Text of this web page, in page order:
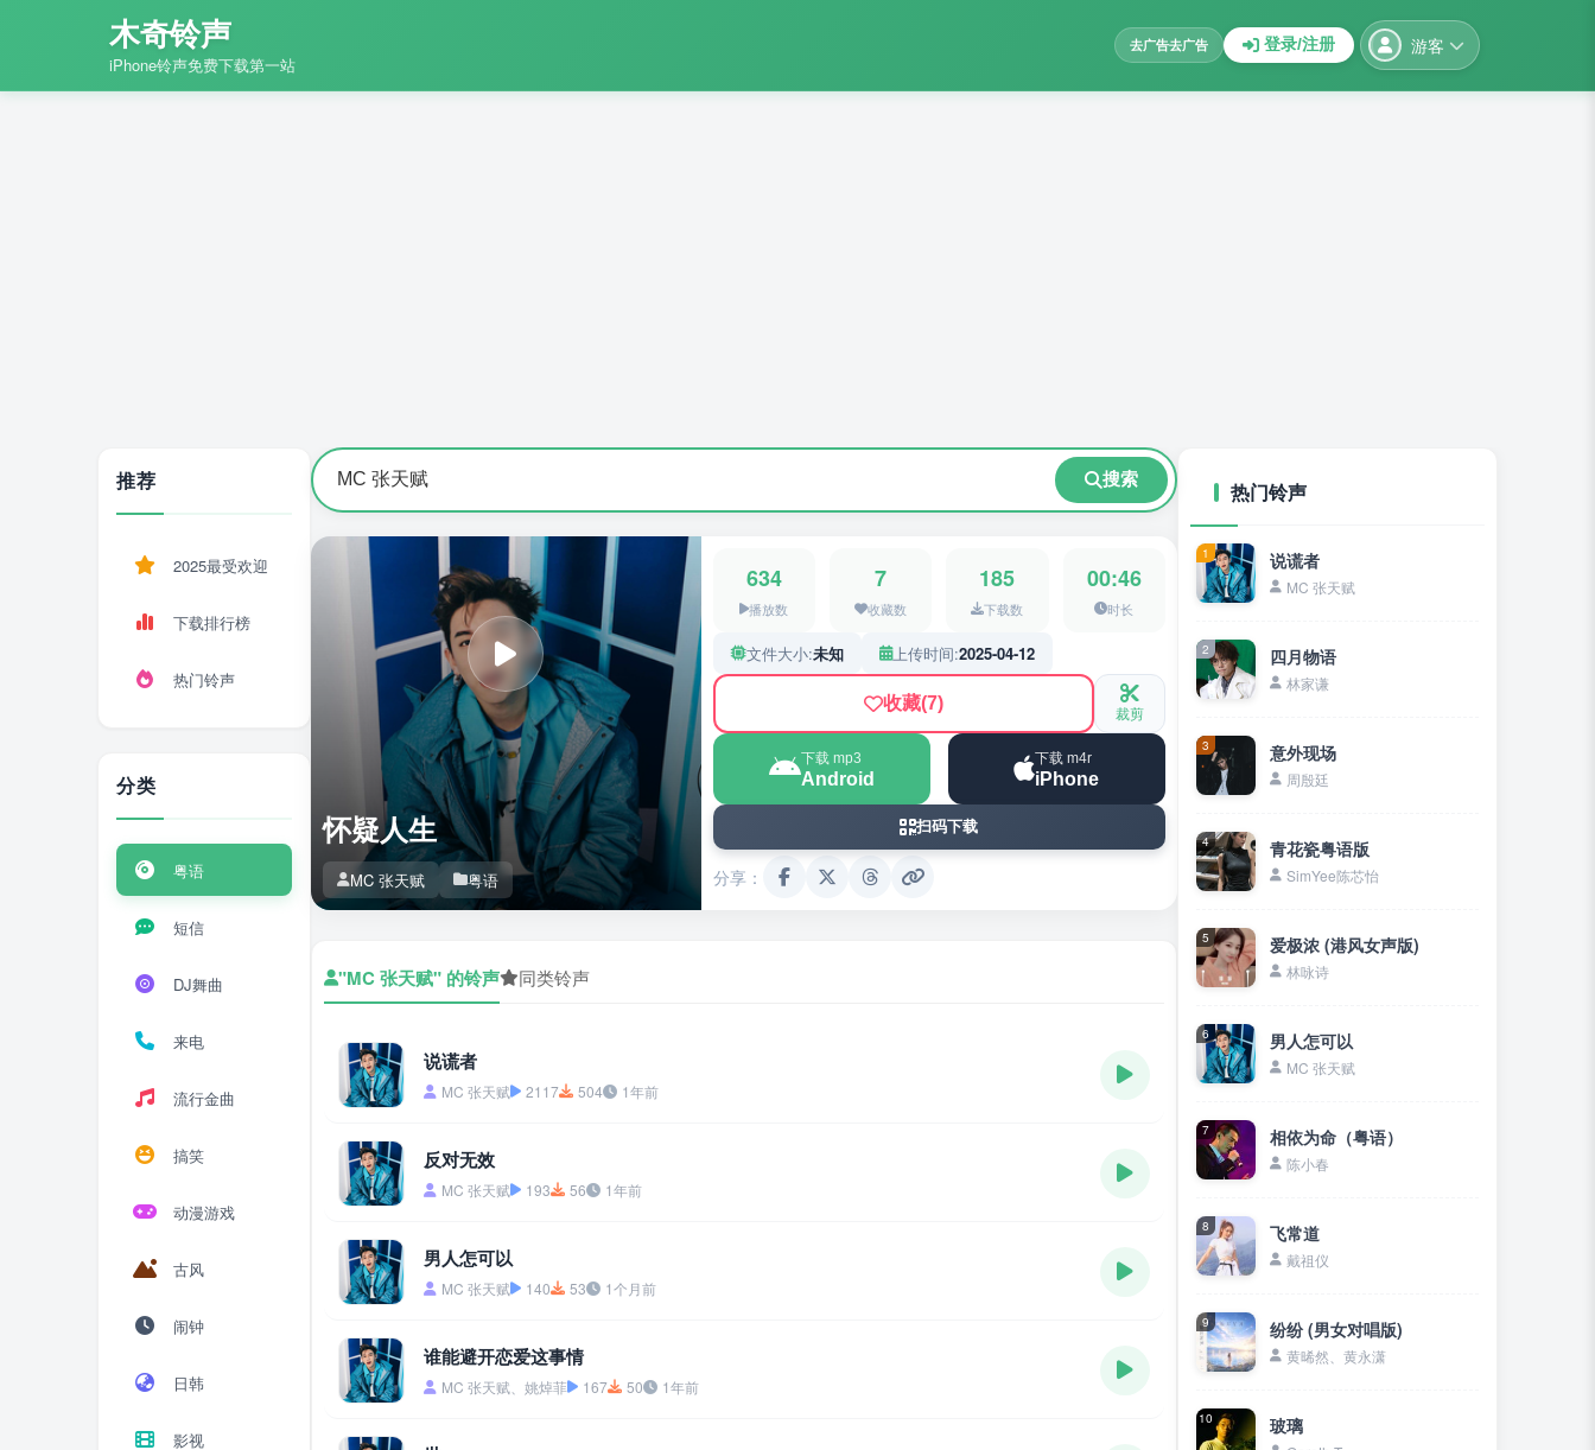
木奇铃声
iPhone铃声免费下载第一站
去广告去广告 登录/注册 游客
推荐
2025最受欢迎
下载排行榜
热门铃声
分类
粤语
短信
DJ舞曲
来电
流行金曲
搞笑
动漫游戏
古风
闹钟
日韩
影视
搜索
怀疑人生
MC 张天赋 粤语
634
播放数
7
收藏数
185
下载数
00:46
时长
文件大小:未知 上传时间:2025-04-12
收藏(7) 裁剪
下载 mp3
Android
下载 m4r
iPhone
扫码下载
分享：
"MC 张天赋" 的铃声 同类铃声
说谎者
MC 张天赋 2117 504 1年前
反对无效
MC 张天赋 193 56 1年前
男人怎可以
MC 张天赋 140 53 1个月前
谁能避开恋爱这事情
MC 张天赋、姚焯菲 167 50 1年前
热门铃声
1 说谎者
MC 张天赋
2 四月物语
林家谦
3 意外现场
周殷廷
4 青花瓷粤语版
SimYee陈芯怡
5 爱极浓 (港风女声版)
林咏诗
6 男人怎可以
MC 张天赋
7 相依为命（粤语）
陈小春
8 飞常道
戴祖仪
9 纷纷 (男女对唱版)
黄晞然、黄永潇
10 玻璃